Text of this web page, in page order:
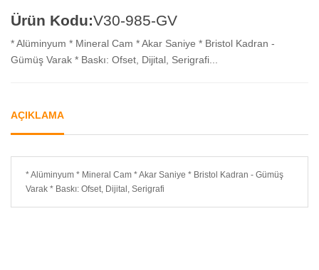
Ürün Kodu:V30-985-GV
* Alüminyum * Mineral Cam * Akar Saniye * Bristol Kadran -
Gümüş Varak * Baskı: Ofset, Dijital, Serigrafi...
AÇIKLAMA
* Alüminyum * Mineral Cam * Akar Saniye * Bristol Kadran - Gümüş
Varak * Baskı: Ofset, Dijital, Serigrafi